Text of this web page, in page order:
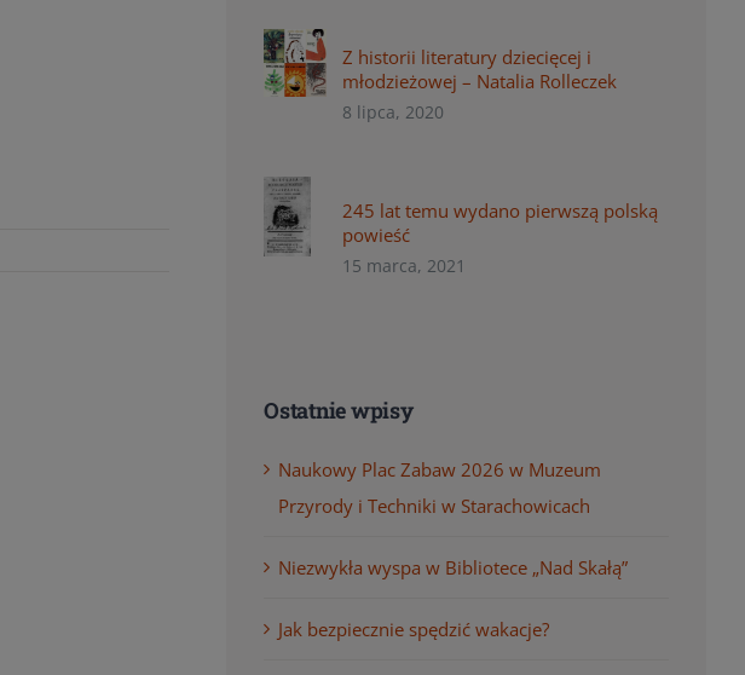
Z historii literatury dziecięcej i
młodzieżowej – Natalia Rolleczek
8 lipca, 2020
245 lat temu wydano pierwszą polską
powieść
15 marca, 2021
Ostatnie wpisy
Naukowy Plac Zabaw 2026 w Muzeum
Przyrody i Techniki w Starachowicach
Niezwykła wyspa w Bibliotece „Nad Skałą”
Jak bezpiecznie spędzić wakacje?